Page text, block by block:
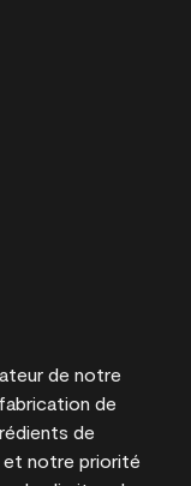
de notre
de
de
et notre priorité